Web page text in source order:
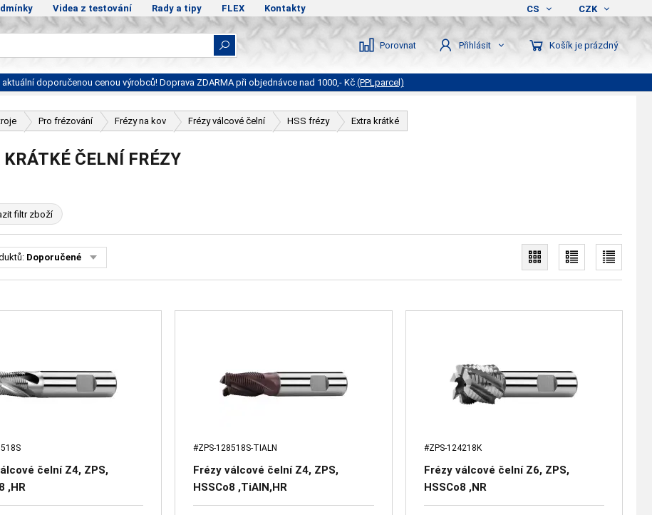
Videa z testování Rady a tipy FLEX Kontakty CS CZK
Porovnat Přihlásit Košík je prázdný
aktuální doporučenou cenou výrobců! Doprava ZDARMA při objednávce nad 1000,- Kč (PPLparcel)
Pro frézování Frézy na kov Frézy válcové čelní HSS frézy Extra krátké
KRÁTKÉ ČELNÍ FRÉZY
filtr zboží
Doporučené
čelní Z4, ZPS,
,HR
#ZPS-128518S-TIALN
Frézy válcové čelní Z4, ZPS,
HSSCo8 ,TiAlN,HR
#ZPS-124218K
Frézy válcové čelní Z6, ZPS,
HSSCo8 ,NR